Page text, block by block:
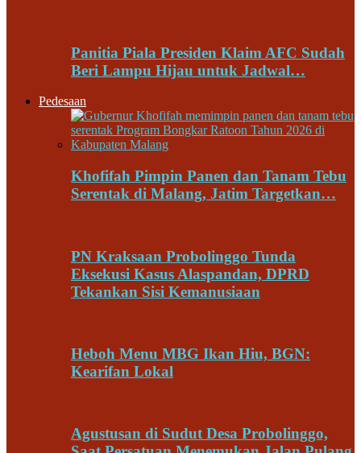
Panitia Piala Presiden Klaim AFC Sudah
Beri Lampu Hijau untuk Jadwal…
Pedesaan
Khofifah Pimpin Panen dan Tanam Tebu
Serentak di Malang, Jatim Targetkan…
PN Kraksaan Probolinggo Tunda
Eksekusi Kasus Alaspandan, DPRD
Tekankan Sisi Kemanusiaan
Heboh Menu MBG Ikan Hiu, BGN:
Kearifan Lokal
Agustusan di Sudut Desa Probolinggo,